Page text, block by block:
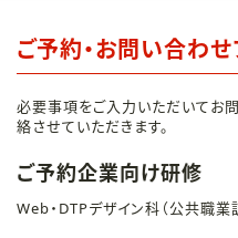
ご予約・お問い合わせ
必要事項をご入力いただいてお
絡させていただきます。
ご予約企業向け研修
Web・DTPデザイン科（公共職業